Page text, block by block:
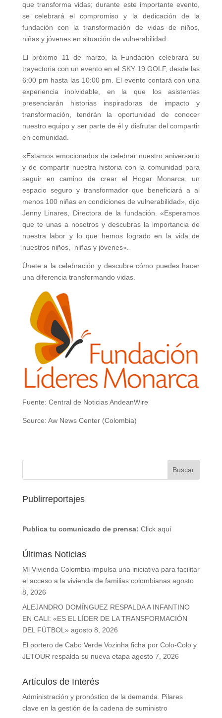
que transforma vidas; durante este importante evento,
se celebrará el compromiso y la dedicación de la
fundación con la transformación de vidas de niños,
niñas y jóvenes en situación de vulnerabilidad.
El próximo 11 de marzo, la Fundación celebrará su
trayectoria con un evento en el SKY 19 GOLF, desde las
6:00 pm hasta las 10:00 pm. El evento contará con una
experiencia inolvidable, en la que los asistentes
presenciarán historias inspiradoras de impacto y
transformación, tendrán la oportunidad de conocer
nuestro equipo y ser parte de él y disfrutar del compartir
en comunidad.
«Estamos emocionados de celebrar nuestro aniversario
y de compartir nuestra historia con la comunidad para
seguir en camino de crear el Hogar Monarca, un
espacio seguro y transformador que beneficiará a al
menos 100 niñas en condiciones de vulnerabilidad», dijo
Jenny Linares, Directora de la fundación. «Esperamos
que te unas a nosotros y descubras la importancia de
nuestra labor y lo que hemos logrado en la vida de
nuestros niños, niñas y jóvenes».
Únete a la celebración y descubre cómo puedes hacer
una diferencia transformando vidas.
Fuente: Central de Noticias AndeanWire
Source: Aw News Center (Colombia)
Publirreportajes
Publica tu comunicado de prensa: Click aquí
Últimas Noticias
Mi Vivienda Colombia impulsa una iniciativa para facilitar
el acceso a la vivienda de familias colombianas agosto
8, 2026
ALEJANDRO DOMÍNGUEZ RESPALDA A INFANTINO
EN CALI: «ES EL LÍDER DE LA TRANSFORMACIÓN
DEL FÚTBOL» agosto 8, 2026
El portero de Cabo Verde Vozinha ficha por Colo-Colo y
JETOUR respalda su nueva etapa agosto 7, 2026
Artículos de Interés
Administración y pronóstico de la demanda. Pilares
clave en la gestión de la cadena de suministro